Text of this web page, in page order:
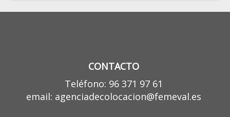
CONTACTO
Teléfono: 96 371 97 61
email: agenciadecolocacion@femeval.es